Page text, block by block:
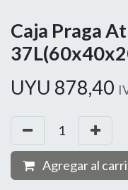
Caja Praga
UYU 878,40
Agregar al